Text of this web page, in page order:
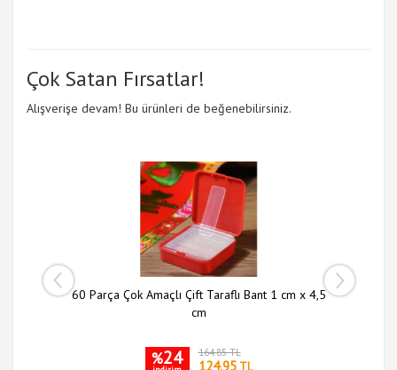
Çok Satan Fırsatlar!
Alışverişe devam! Bu ürünleri de beğenebilirsiniz.
60 Parça Çok Amaçlı Çift Taraflı Bant 1 cm x 4,5
cm
%24 164.85 TL
124.95TL